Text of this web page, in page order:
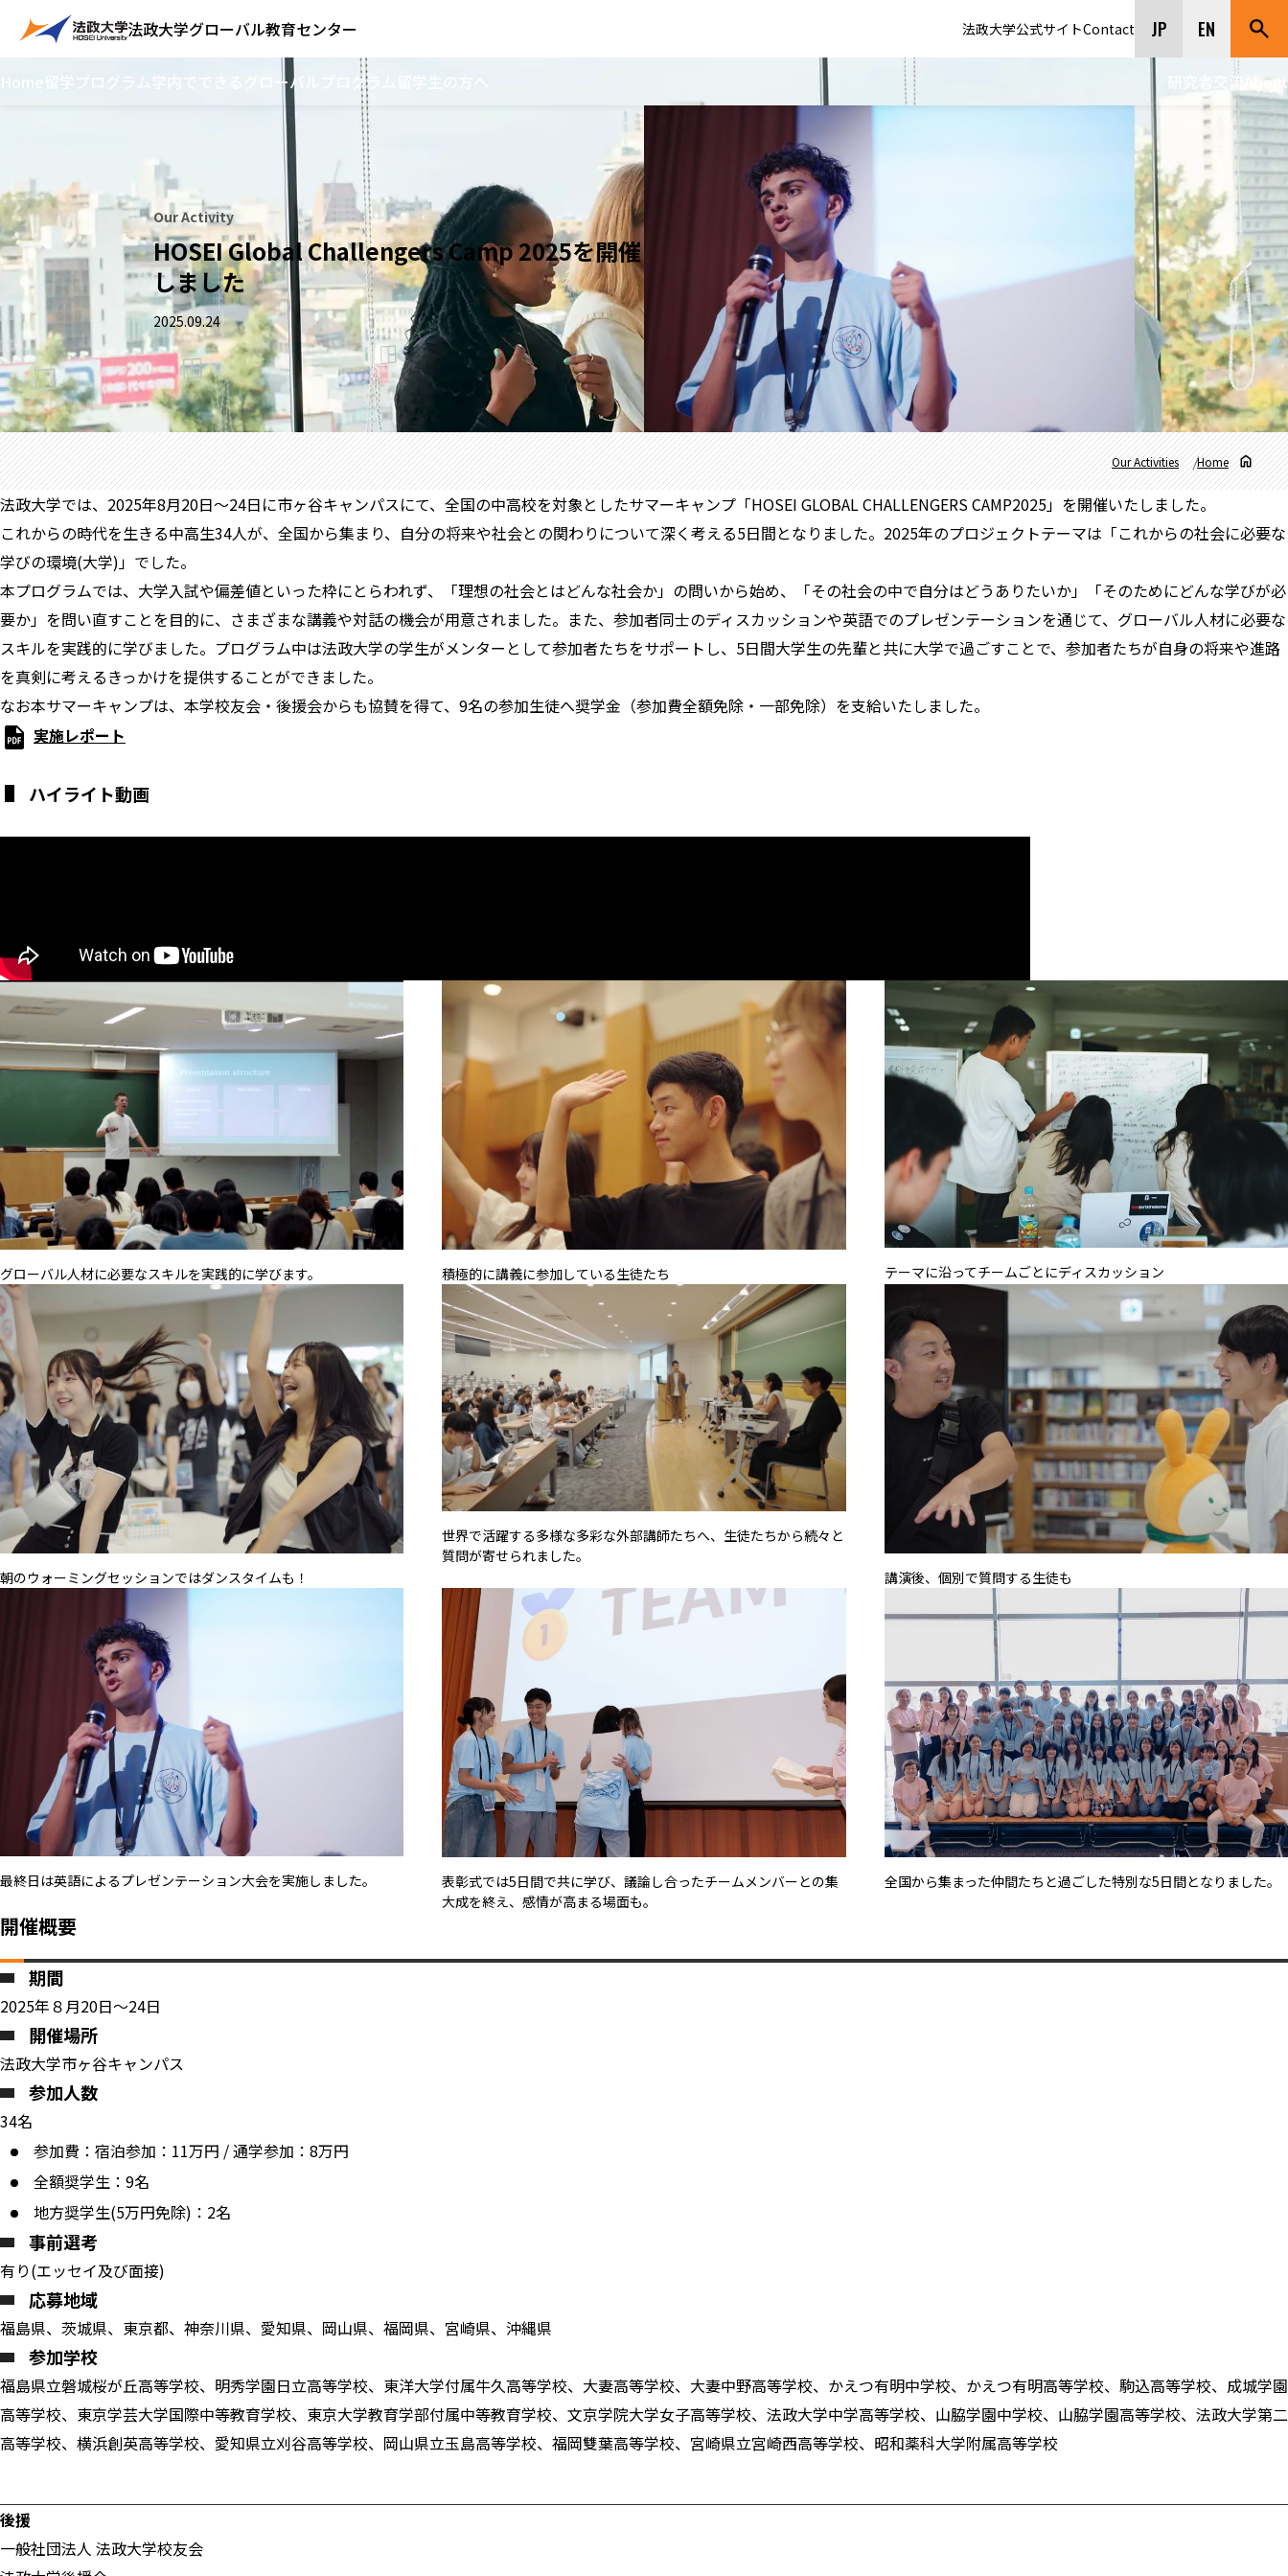
法政大学グローバル教育センター 法政大学公式サイトContact JP EN
Home留学プログラム学内でできるグローバルプログラム 留学生の方へ 研究者交流 About
Our Activity
HOSEI Global Challengers Camp 2025を開催
しました
2025.09.24
Home
Our Activities
法政大学では、2025年8月20日～24日に市ヶ谷キャンパスにて、全国の中高校を対象としたサマーキャンプ「HOSEI GLOBAL CHALLENGERS CAMP2025」を開催いたしました。
これからの時代を生きる中高生34人が、全国から集まり、自分の将来や社会との関わりについて深く考える5日間となりました。2025年のプロジェクトテーマは「これからの社会に必要な
学びの環境(大学)」でした。
本プログラムでは、大学入試や偏差値といった枠にとらわれず、「理想の社会とはどんな社会か」の問いから始め、「その社会の中で自分はどうありたいか」「そのためにどんな学びが必
要か」を問い直すことを目的に、さまざまな講義や対話の機会が用意されました。また、参加者同士のディスカッションや英語でのプレゼンテーションを通じて、グローバル人材に必要な
スキルを実践的に学びました。プログラム中は法政大学の学生がメンターとして参加者たちをサポートし、5日間大学生の先輩と共に大学で過ごすことで、参加者たちが自身の将来や進路
を真剣に考えるきっかけを提供することができました。
なお本サマーキャンプは、本学校友会・後援会からも協賛を得て、9名の参加生徒へ奨学金（参加費全額免除・一部免除）を支給いたしました。
実施レポート
ハイライト動画
グローバル人材に必要なスキルを実践的に学びます。 積極的に講義に参加している生徒たち テーマに沿ってチームごとにディスカッション
朝のウォーミングセッションではダンスタイムも！
世界で活躍する多様な多彩な外部講師たちへ、生徒たちから続々と
質問が寄せられました。
講演後、個別で質問する生徒も
最終日は英語によるプレゼンテーション大会を実施しました。
表彰式では5日間で共に学び、議論し合ったチームメンバーとの集
大成を終え、感情が高まる場面も。
全国から集まった仲間たちと過ごした特別な5日間となりました。
開催概要
期間
2025年８月20日～24日
開催場所
法政大学市ヶ谷キャンパス
参加人数
34名
参加費：宿泊参加：11万円 / 通学参加：8万円
全額奨学生：9名
地方奨学生(5万円免除)：2名
事前選考
有り(エッセイ及び面接)
応募地域
福島県、茨城県、東京都、神奈川県、愛知県、岡山県、福岡県、宮崎県、沖縄県
参加学校
福島県立磐城桜が丘高等学校、明秀学園日立高等学校、東洋大学付属牛久高等学校、大妻高等学校、大妻中野高等学校、かえつ有明中学校、かえつ有明高等学校、駒込高等学校、成城学園
高等学校、東京学芸大学国際中等教育学校、東京大学教育学部付属中等教育学校、文京学院大学女子高等学校、法政大学中学高等学校、山脇学園中学校、山脇学園高等学校、法政大学第二
高等学校、横浜創英高等学校、愛知県立刈谷高等学校、岡山県立玉島高等学校、福岡雙葉高等学校、宮崎県立宮崎西高等学校、昭和薬科大学附属高等学校
後援
一般社団法人 法政大学校友会